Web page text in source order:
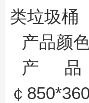
类垃圾桶
产品颜
产
￠